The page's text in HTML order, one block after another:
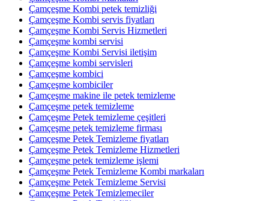
Çamçeşme Kombi petek temizliği
Çamçeşme Kombi servis fiyatları
Çamçeşme Kombi Servis Hizmetleri
Çamçeşme kombi servisi
Çamçeşme Kombi Servisi iletişim
Çamçeşme kombi servisleri
Çamçeşme kombici
Çamçeşme kombiciler
Çamçeşme makine ile petek temizleme
Çamçeşme petek temizleme
Çamçeşme Petek temizleme çeşitleri
Çamçeşme petek temizleme firması
Çamçeşme Petek Temizleme fiyatları
Çamçeşme Petek Temizleme Hizmetleri
Çamçeşme petek temizleme işlemi
Çamçeşme Petek Temizleme Kombi markaları
Çamçeşme Petek Temizleme Servisi
Çamçeşme Petek Temizlemeciler